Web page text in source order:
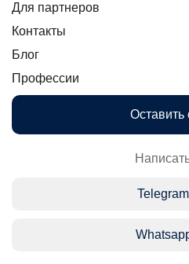
Для партнеров
Контакты
Блог
Профессии
Оставить
Telegram